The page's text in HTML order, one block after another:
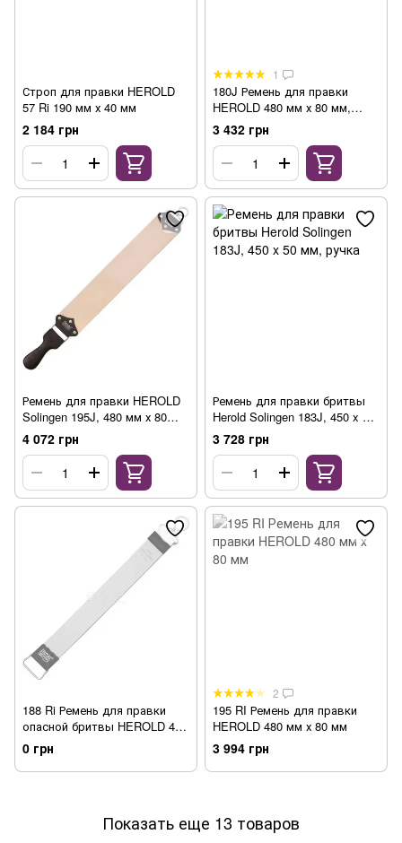
Строп для правки HEROLD
57 Ri 190 мм х 40 мм
2 184 грн
1
180J Ремень для правки
HEROLD 480 мм х 80 мм,
юфть
3 432 грн
Ремень для правки HEROLD
Solingen 195J, 480 мм х 80
мм, с ручкой
4 072 грн
Ремень для правки бритвы
Herold Solingen 183J, 450 x 50
мм, ручка
3 728 грн
188 Ri Ремень для правки
опасной бритвы HEROLD 400
х 45 мм
0 грн
2
195 RI Ремень для правки
HEROLD 480 мм х 80 мм
3 994 грн
Показать еще 13 товаров